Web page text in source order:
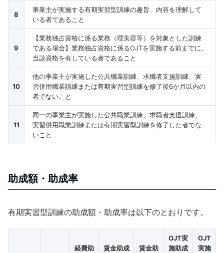
8
事業主が実施する有期実習型訓練の趣旨、内容を理解して
いる者であること
9
【業務独占資格に係る業務（理美容等）を対象とした訓練
である場合】業務独占資格に係るOJTを実施する前までに、
当該資格を有している者であること
10
他の事業主が実施した公共職業訓練、求職者支援訓練、実
習併用職業訓練または有期実習型訓練を修了後6か月以内の
者でないこと
11
同一の事業主が実施した公共職業訓練、求職者支援訓練、
実習併用職業訓練または有期実習型訓練を修了した者でな
いこと
助成額・助成率
有期実習型訓練の助成額・助成率は以下のとおりです。
経費助
賃金助成
賃金助
OJT実
施助成
OJT
実施